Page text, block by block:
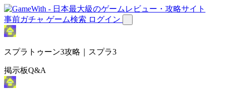
事前ガチャ ゲーム検索 ログイン
スプラトゥーン3攻略｜スプラ3
掲示板Q&A